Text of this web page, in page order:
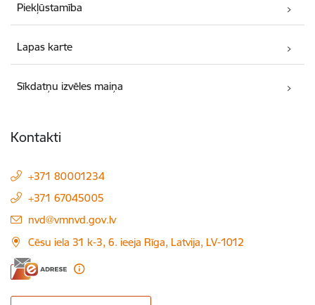
Piekļūstamība
Lapas karte
Sīkdatņu izvēles maiņa
Kontakti
+371 80001234
+371 67045005
E-pasts:
nvd@vmnvd.gov.lv
Cēsu iela 31 k-3, 6. ieeja Rīga, Latvija, LV-1012